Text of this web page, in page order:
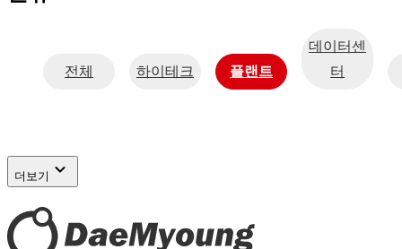
전체 하이테크 플랜트
데이터센
터
더보기 expand_more